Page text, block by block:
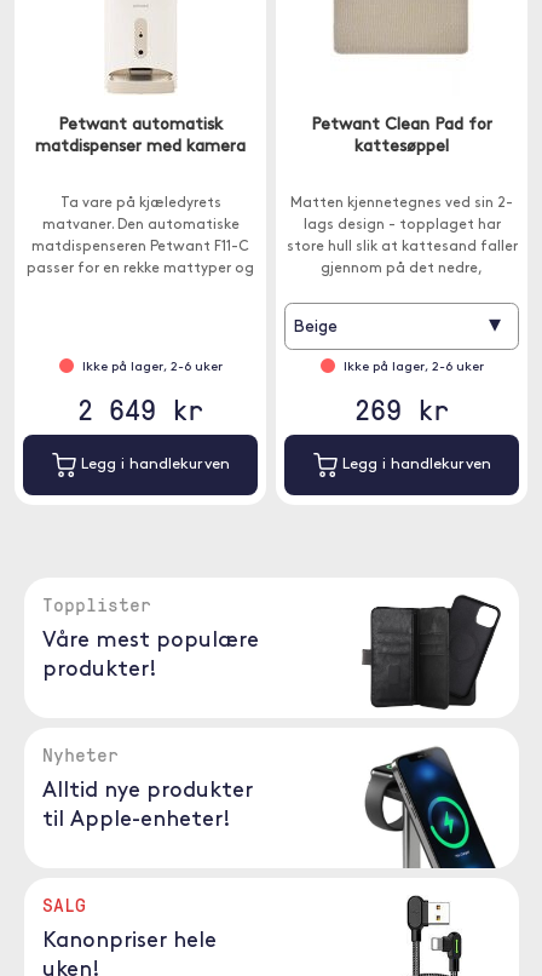
Petwant automatisk
matdispenser med kamera
Ta vare på kjæledyrets
matvaner. Den automatiske
matdispenseren Petwant F11-C
passer for en rekke mattyper og
Ikke på lager, 2-6 uker
2 649 kr
Legg i handlekurven
Petwant Clean Pad for
kattesøppel
Matten kjennetegnes ved sin 2-
lags design - topplaget har
store hull slik at kattesand faller
gjennom på det nedre,
Beige ▾
Ikke på lager, 2-6 uker
269 kr
Legg i handlekurven
Topplister
Våre mest populære
produkter!
Nyheter
Alltid nye produkter
til Apple-enheter!
SALG
Kanonpriser hele
uken!